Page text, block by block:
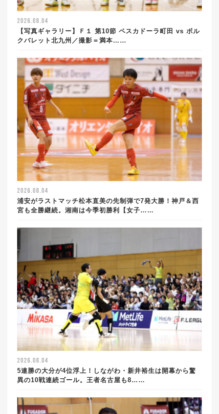
2026.08.04
【写真ギャラリー】Ｆ１ 第10節 ペスカドーラ町田 vs ボル
クバレット北九州／撮影＝満本……
2026.08.04
浦安がラストマッチ松本直美の先制弾で7発大勝！神戸＆西
宮も全勝継続。湘南は今季初勝利【女子……
2026.08.04
5連勝の大分が4位浮上！しながわ・新井裕生は開幕から驚
異の10戦連続ゴール。王者名古屋も8……